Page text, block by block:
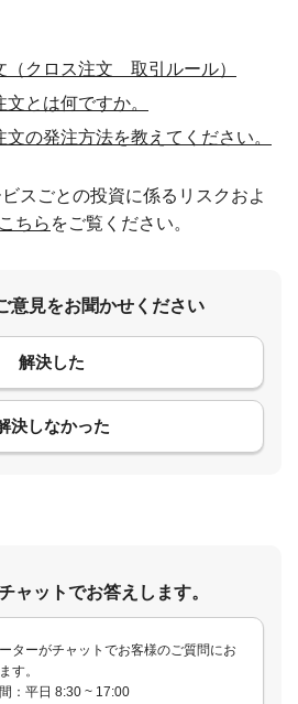
（クロス注文 取引ルール）
とは何ですか。
の発注方法を教えてください。
スごとの投資に係るリスクおよ
こちら をご覧ください。
意見をお聞かせください
解決した
決しなかった
コメント
ャットでお答えします。
ターがチャットでお客様のご質問にお
す。
：平日 8:30 ~ 17:00